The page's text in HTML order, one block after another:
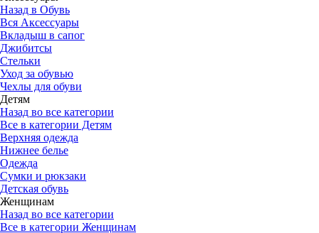
Назад в Обувь
Вся Аксессуары
Вкладыш в сапог
Джибитсы
Стельки
Уход за обувью
Чехлы для обуви
Детям
Назад во все категории
Все в категории Детям
Верхняя одежда
Нижнее белье
Одежда
Сумки и рюкзаки
Детская обувь
Женщинам
Назад во все категории
Все в категории Женщинам